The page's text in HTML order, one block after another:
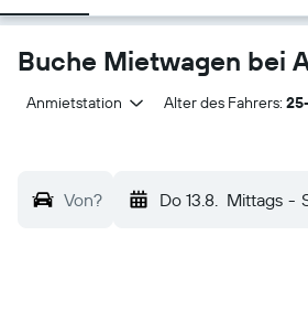
Buche Mietwagen bei
Anmietstation Alter des Fahrers:
Von? Do 13.8. Mittags -